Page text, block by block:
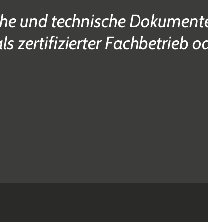
und technische
zertifizierter Fachbetrieb